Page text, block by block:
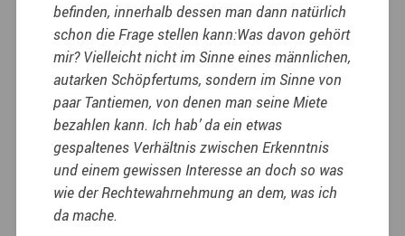
befinden, innerhalb dessen man dann natürlich
schon die Frage stellen kann:Was davon gehört
mir? Vielleicht nicht im Sinne eines männlichen,
autarken Schöpfertums, sondern im Sinne von
paar Tantiemen, von denen man seine Miete
bezahlen kann. Ich hab’ da ein etwas
gespaltenes Verhältnis zwischen Erkenntnis
und einem gewissen Interesse an doch so was
wie der Rechtewahrnehmung an dem, was ich
da mache.